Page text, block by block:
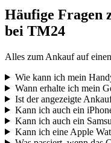
Häufige Fragen
bei TM24
Alles zum Ankauf auf
Wie kann ich mein
Wann erhalte ich mein
Ist der angezeigte
Kann ich auch ein
Kann ich auch ein
Kann ich eine Apple